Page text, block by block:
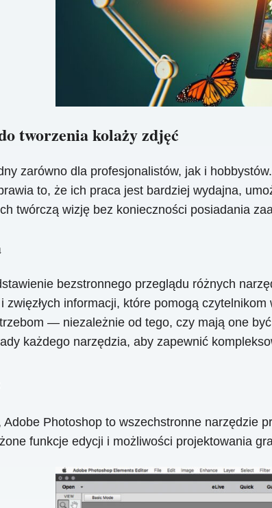
tworzenia kolaży zdjęć
zarówno dla profesjonalistów, jak i
to, że ich praca jest bardziej wydajna,
twórczą wizję bez konieczności posiadania
bezstronnego przeglądu różnych
informacji, które pomogą
— niezależnie od tego, czy mają one
każdego narzędzia, aby zapewnić
Photoshop to wszechstronne narzędzie
funkcje edycji i możliwości projektowania